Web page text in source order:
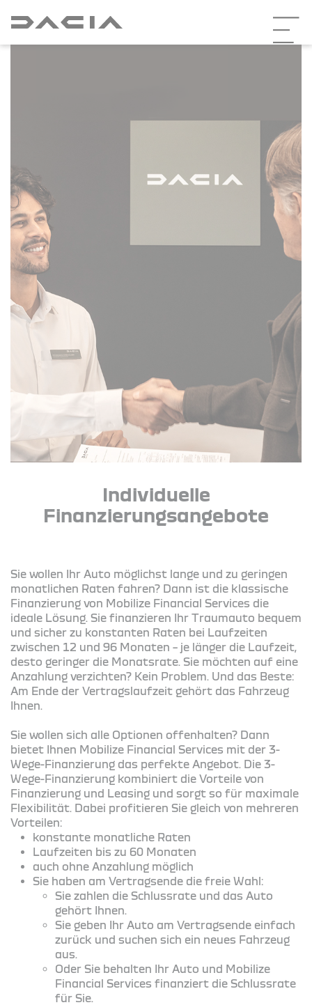
Individuelle
Finanzierungsangebote
Sie wollen Ihr Auto möglichst lange und zu geringen
monatlichen Raten fahren? Dann ist die klassische
Finanzierung von Mobilize Financial Services die
ideale Lösung. Sie finanzieren Ihr Traumauto bequem
und sicher zu konstanten Raten bei Laufzeiten
zwischen 12 und 96 Monaten – je länger die Laufzeit,
desto geringer die Monatsrate. Sie möchten auf eine
Anzahlung verzichten? Kein Problem. Und das Beste:
Am Ende der Vertragslaufzeit gehört das Fahrzeug
Ihnen.
Sie wollen sich alle Optionen offenhalten? Dann
bietet Ihnen Mobilize Financial Services mit der 3-
Wege-Finanzierung das perfekte Angebot. Die 3-
Wege-Finanzierung kombiniert die Vorteile von
Finanzierung und Leasing und sorgt so für maximale
Flexibilität. Dabei profitieren Sie gleich von mehreren
Vorteilen:
konstante monatliche Raten
Laufzeiten bis zu 60 Monaten
auch ohne Anzahlung möglich
Sie haben am Vertragsende die freie Wahl:
Sie zahlen die Schlussrate und das Auto
gehört Ihnen.
Sie geben Ihr Auto am Vertragsende einfach
zurück und suchen sich ein neues Fahrzeug
aus.
Oder Sie behalten Ihr Auto und Mobilize
Financial Services finanziert die Schlussrate
für Sie.